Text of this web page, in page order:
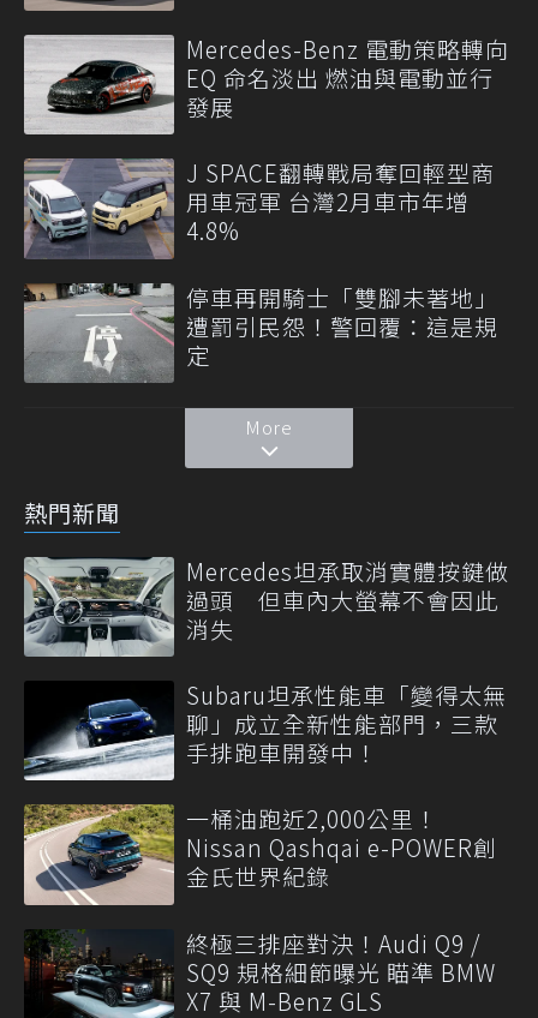
Mercedes-Benz 電動策略轉向
EQ 命名淡出 燃油與電動並行
發展
J SPACE翻轉戰局奪回輕型商
用車冠軍 台灣2月車市年增
4.8%
停車再開騎士「雙腳未著地」
遭罰引民怨！警回覆：這是規
定
More
熱門新聞
Mercedes坦承取消實體按鍵做
過頭 但車內大螢幕不會因此
消失
Subaru坦承性能車「變得太無
聊」成立全新性能部門，三款
手排跑車開發中！
一桶油跑近2,000公里！
Nissan Qashqai e-POWER創
金氏世界紀錄
終極三排座對決！Audi Q9 /
SQ9 規格細節曝光 瞄準 BMW
X7 與 M-Benz GLS